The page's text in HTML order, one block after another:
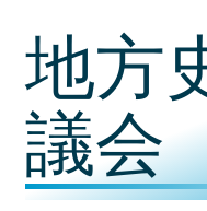
地方
議会